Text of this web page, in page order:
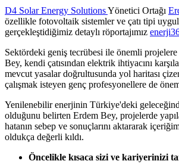
D4 Solar Energy SolutionsYönetici Ortağı
özellikle fotovoltaik sistemler ve çatı tipi
gerçekleştidiğimiz detaylı röportajımız
Sektördeki geniş tecrübesi ile önemli
Bey, kendi çatısından elektrik ihtiyacını
mevcut yasalar doğrultusunda yol haritası
çalışmak isteyen genç profesyonellere de
Yenilenebilir enerjinin Türkiye'deki
olduğunu belirten Erdem Bey, projelerde
hatanın sebep ve sonuçlarını aktararak
oldukça değerli kıldı.
Öncelikle kısaca sizi ve kariyerinizi